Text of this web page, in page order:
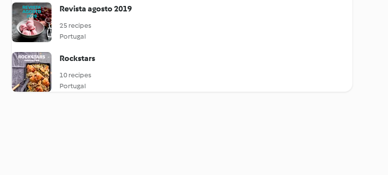
Revista agosto 2019
25 recipes
Portugal
Rockstars
10 recipes
Portugal